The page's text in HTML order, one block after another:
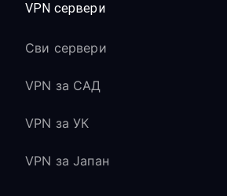
VPN сервери
Сви сервери
VPN за САД
VPN за УК
VPN за Јапан